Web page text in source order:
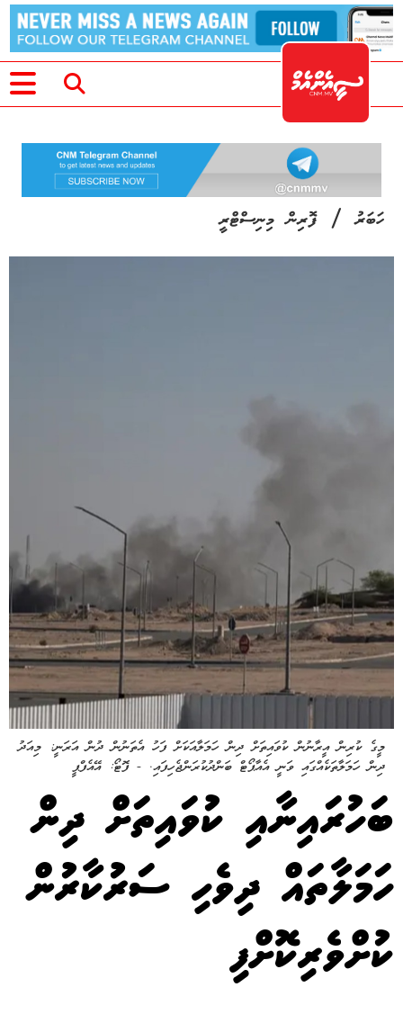
ހަބަރު/ ފޮރިން މިނިސްޓްރީ
މީގެ ކުރިން އީރާނުން ކުވައިތަށް ދިން ހަމަލާއަކަށް ފަހު އެތަނުން ދުން އަރަނީ: މިއަދު
ދިން ހަމަލާތަކެއްގައި ވަނީ އެއާޕޯޓް ބަންދުކުރަންޖެހިފައި. - ފޮޓޯ: އޭއެފްޕީ
ބަހުރައިނާއި ކުވައިތަށް ދިން
ހަމަލާތައް ދިވެހި ސަރުކާރުން
ކުށްވެރިކޮށްފި